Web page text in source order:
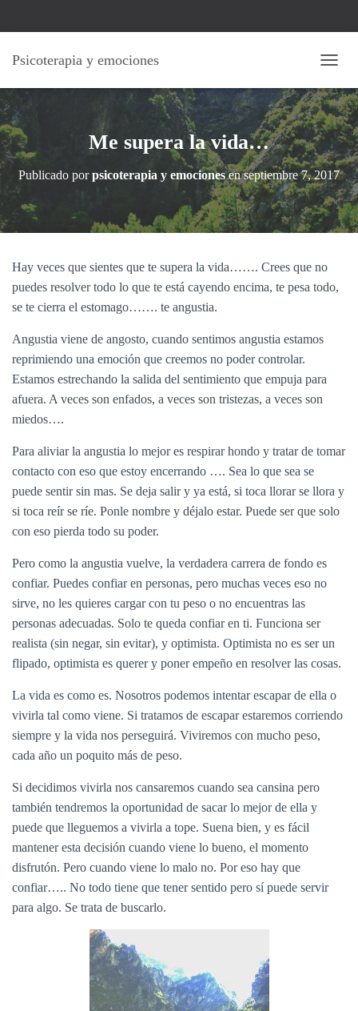
Psicoterapia y emociones
A
M
B
I
A
R
M
O
D
O
A
Me supera la vida…
Publicado porpsicoterapia y emocionesenseptiembre 7, 2017
Hay veces que sientes que te supera la vida……. Crees que no
puedes resolver todo lo que te está cayendo encima, te pesa todo,
se te cierra el estomago……. te angustia.
Angustia viene de angosto, cuando sentimos angustia estamos
reprimiendo una emoción que creemos no poder controlar.
Estamos estrechando la salida del sentimiento que empuja para
afuera. A veces son enfados, a veces son tristezas, a veces son
miedos….
Para aliviar la angustia lo mejor es respirar hondo y tratar de tomar
contacto con eso que estoy encerrando …. Sea lo que sea se
puede sentir sin mas. Se deja salir y ya está, si toca llorar se llora y
si toca reír se ríe. Ponle nombre y déjalo estar. Puede ser que solo
con eso pierda todo su poder.
Pero como la angustia vuelve, la verdadera carrera de fondo es
confiar. Puedes confiar en personas, pero muchas veces eso no
sirve, no les quieres cargar con tu peso o no encuentras las
personas adecuadas. Solo te queda confiar en ti. Funciona ser
realista (sin negar, sin evitar), y optimista. Optimista no es ser un
flipado, optimista es querer y poner empeño en resolver las cosas.
La vida es como es. Nosotros podemos intentar escapar de ella o
vivirla tal como viene. Si tratamos de escapar estaremos corriendo
siempre y la vida nos perseguirá. Viviremos con mucho peso,
cada año un poquito más de peso.
Si decidimos vivirla nos cansaremos cuando sea cansina pero
también tendremos la oportunidad de sacar lo mejor de ella y
puede que lleguemos a vivirla a tope. Suena bien, y es fácil
mantener esta decisión cuando viene lo bueno, el momento
disfrutón. Pero cuando viene lo malo no. Por eso hay que
confiar….. No todo tiene que tener sentido pero sí puede servir
para algo. Se trata de buscarlo.